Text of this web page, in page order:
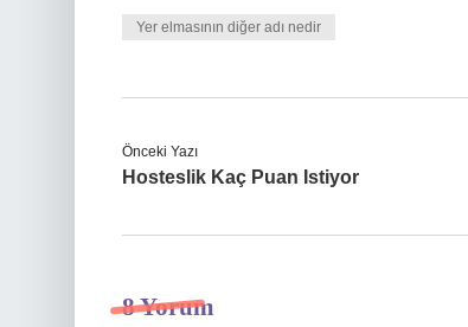
Yer elmasının diğer adı nedir
Önceki Yazı
Hosteslik Kaç Puan Istiyor
8 Yorum